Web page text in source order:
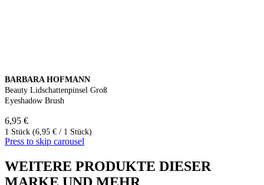
BARBARA HOFMANN
Beauty Lidschattenpinsel Groß
Eyeshadow Brush
6,95 €
1 Stück (6,95 € / 1 Stück)
Press to skip carousel
WEITERE PRODUKTE DIESER
MARKE UND MEHR